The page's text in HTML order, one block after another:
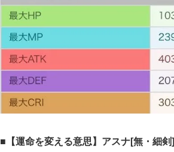
■【運命を変える意思】アスナ[無・細剣]